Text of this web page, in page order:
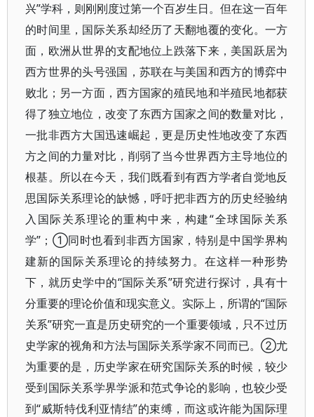
兴”学科，则刚刚度过第一个百岁生日。但在这一百年
的时间里，国际关系却经历了天翻地覆的变化。一方
面，欧洲从世界的支配地位上跌落下来，美国跃居为
西方世界的头号强国，苏联在与美国和西方的博弈中
败北；另一方面，西方国家的殖民地和半殖民地都获
得了独立地位，改变了东西方国家之间的数量对比，
一批非西方大国迅速崛起，更是历史性地改变了东西
方之间的力量对比，削弱了当今世界西方主导地位的
根基。所以在今天，我们既看到有西方学者自觉地反
思国际关系理论的缺憾，呼吁把非西方的历史经验纳
入国际关系理论的重构中来，构建“全球国际关系
学”；①同时也看到非西方国家，特别是中国学界构
建新的国际关系理论的持续努力。在这样一种形势
下，就历史学中的“国际关系”研究进行探讨，具有十
分重要的理论价值和现实意义。实际上，所谓的“国际
关系”研究一直是历史研究的一个重要领域，只不过历
史学家的视角和方法与国际关系学家不同而已。②尤
为重要的是，历史学家在研究国际关系的时候，较少
受到国际关系学界学派和范式争论的影响，也较少受
到“威斯特伐利亚情结”的束缚，而这或许能为国际理